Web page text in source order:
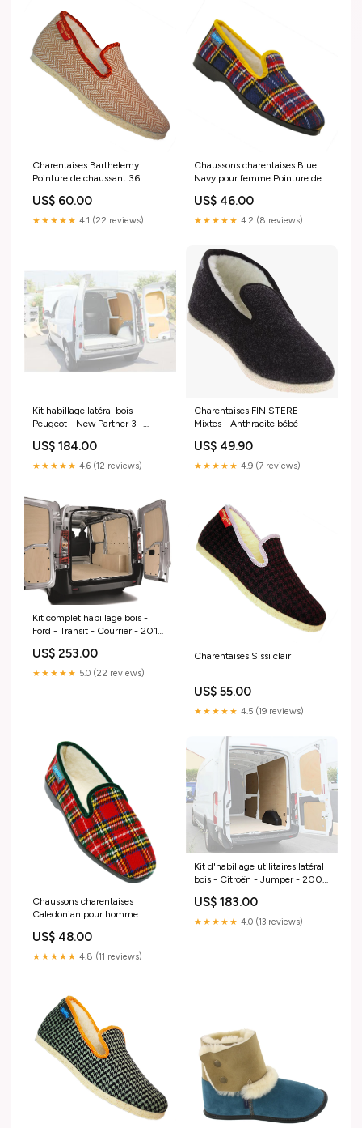
Charentaises Barthelemy
Pointure de chaussant:36
US$ 60.00
★★★★★ 4.1 (22 reviews)
Chaussons charentaises Blue
Navy pour femme Pointure de
US$ 46.00
★★★★★ 4.2 (8 reviews)
Kit habillage latéral bois -
Peugeot - New Partner 3 -
US$ 184.00
★★★★★ 4.6 (12 reviews)
Charentaises FINISTERE -
Mixtes - Anthracite bébé
US$ 49.90
★★★★★ 4.9 (7 reviews)
Kit complet habillage bois -
Ford - Transit - Courrier - 2014
US$ 253.00
★★★★★ 5.0 (22 reviews)
Charentaises Sissi clair
US$ 55.00
★★★★★ 4.5 (19 reviews)
Chaussons charentaises
Caledonian pour homme
US$ 48.00
★★★★★ 4.8 (11 reviews)
Kit d'habillage utilitaires latéral
bois - Citroën - Jumper - 2006
US$ 183.00
★★★★★ 4.0 (13 reviews)